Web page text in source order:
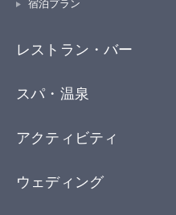
宿泊プラン
レストラン・バー
スパ・温泉
アクティビティ
ウェディング